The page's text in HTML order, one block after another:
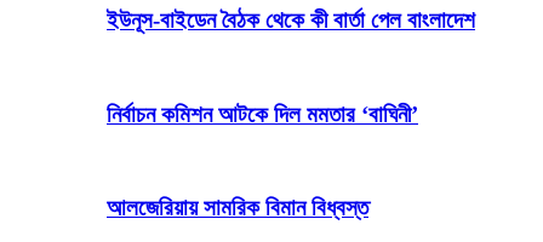
ইউনূস-বাইডেন বৈঠক থেকে কী বার্তা পেল বাংলাদেশ
নির্বাচন কমিশন আটকে দিল মমতার ‘বাঘিনী’
আলজেরিয়ায় সামরিক বিমান বিধ্বস্ত